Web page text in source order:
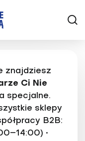
znajdziesz
Ci Nie
specjalne.
sklepy
B2B:
•